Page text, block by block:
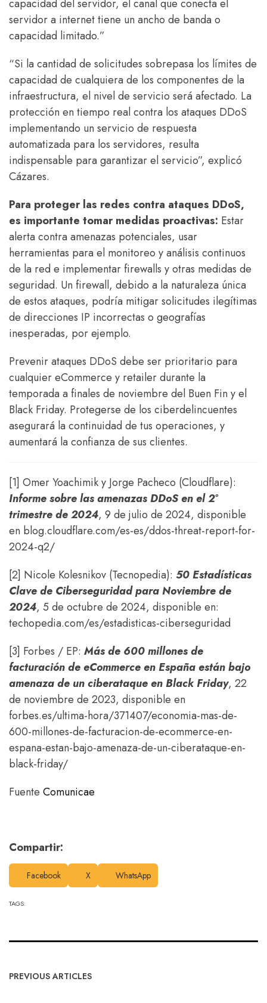
capacidad del servidor, el canal que conecta el
servidor a internet tiene un ancho de banda o
capacidad limitado.”
“Si la cantidad de solicitudes sobrepasa los límites de
capacidad de cualquiera de los componentes de la
infraestructura, el nivel de servicio será afectado. La
protección en tiempo real contra los ataques DDoS
implementando un servicio de respuesta
automatizada para los servidores, resulta
indispensable para garantizar el servicio”, explicó
Cázares.
Para proteger las redes contra ataques DDoS,
es importante tomar medidas proactivas: Estar
alerta contra amenazas potenciales, usar
herramientas para el monitoreo y análisis continuos
de la red e implementar firewalls y otras medidas de
seguridad. Un firewall, debido a la naturaleza única
de estos ataques, podría mitigar solicitudes ilegítimas
de direcciones IP incorrectas o geografías
inesperadas, por ejemplo.
Prevenir ataques DDoS debe ser prioritario para
cualquier eCommerce y retailer durante la
temporada a finales de noviembre del Buen Fin y el
Black Friday. Protegerse de los ciberdelincuentes
asegurará la continuidad de tus operaciones, y
aumentará la confianza de sus clientes.
[1] Omer Yoachimik y Jorge Pacheco (Cloudflare):
Informe sobre las amenazas DDoS en el 2º
trimestre de 2024, 9 de julio de 2024, disponible
en blog.cloudflare.com/es-es/ddos-threat-report-for-
2024-q2/
[2] Nicole Kolesnikov (Tecnopedia): 50 Estadísticas
Clave de Ciberseguridad para Noviembre de
2024, 5 de octubre de 2024, disponible en:
techopedia.com/es/estadisticas-ciberseguridad
[3] Forbes / EP: Más de 600 millones de
facturación de eCommerce en España están bajo
amenaza de un ciberataque en Black Friday, 22
de noviembre de 2023, disponible en
forbes.es/ultima-hora/371407/economia-mas-de-
600-millones-de-facturacion-de-ecommerce-en-
espana-estan-bajo-amenaza-de-un-ciberataque-en-
black-friday/
Fuente Comunicae
Compartir:
Facebook X WhatsApp
TAGS:
PREVIOUS ARTICLES